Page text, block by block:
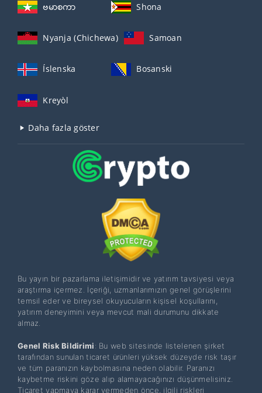
ဗမာစကာ Shona
Nyanja (Chichewa) Samoan
Íslenska Bosanski
Kreyòl
Daha fazla göster
Bu yayın bir pazarlama iletişimidir ve yatırım tavsiyesi veya
araştırma içermez. İçeriği, uzmanlarımızın genel görüşlerini
temsil eder ve bireysel okuyucuların kişisel koşullarını,
yatırım deneyimini veya mevcut mali durumunu dikkate
almaz.
Genel Risk Bildirimi: Bu web sitesinde listelenen şirket
tarafından sunulan ticaret ürünleri yüksek düzeyde risk taşır
ve tüm paranızın kaybolmasına neden olabilir. Paranızı
kaybetme riskini göze alıp alamayacağınızı düşünmelisiniz.
Ticaret yapmaya karar vermeden önce, ilgili riskleri